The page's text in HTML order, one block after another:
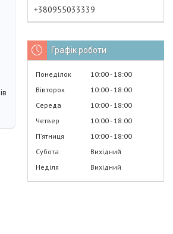
+380955033339
Графік роботи
Понеділок 10:00 18:00
Вівторок
10:00 18:00
Середа
10:00 18:00
Четвер
10:00 18:00
Пʼятниця
10:00 18:00
Субота
Вихідний
Неділя
Вихідний